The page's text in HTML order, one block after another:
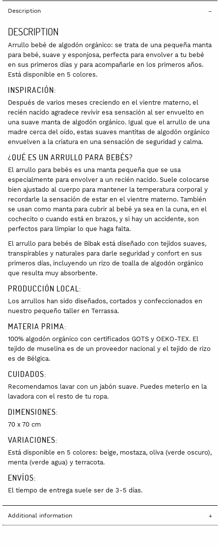
Description
DESCRIPTION
Arrullo bebé de algodón orgánico: se trata de una pequeña manta
para bebé, suave y esponjosa, perfecta para envolver a tu bebé
en sus primeros días y para acompañarle en los primeros años.
Está disponible en 5 colores.
INSPIRACIÓN:
Después de varios meses creciendo en el vientre materno, el
recién nacido agradece revivir esa sensación al ser envuelto en
una suave manta de algodón orgánico. Igual que el arrullo de una
madre cerca del oído, estas suaves mantitas de algodón orgánico
envuelven a la criatura en una sensación de seguridad y calma.
¿QUÉ ES UN ARRULLO PARA BEBÉS?
El arrullo para bebés es una manta pequeña que se usa
especialmente para envolver a un recién nacido. Suele colocarse
bien ajustado al cuerpo para mantener la temperatura corporal y
recordarle la sensación de estar en el vientre materno. También
se usan como manta para cubrir al bebé ya sea en la cuna, en el
cochecito o cuando está en brazos, y si hay un accidente, son
perfectos para limpiar lo que haga falta.
El arrullo para bebés de Bibak está diseñado con tejidos suaves,
transpirables y naturales para darle seguridad y confort en sus
primeros días, incluyendo un rizo de toalla de algodón orgánico
que resulta muy absorbente.
PRODUCCIÓN LOCAL:
Los arrullos han sido diseñados, cortados y confeccionados en
nuestro pequeño taller en Terrassa.
MATERIA PRIMA:
100% algodón orgánico con certificados GOTS y OEKO-TEX. El
tejido de muselina es de un proveedor nacional y el tejido de rizo
es de Bélgica.
CUIDADOS:
Recomendamos lavar con un jabón suave. Puedes meterlo en la
lavadora con el resto de tu ropa.
DIMENSIONES:
70 x 70 cm
VARIACIONES:
Está disponible en 5 colores: beige, mostaza, oliva (verde oscuro),
menta (verde agua) y terracota.
ENVÍOS:
El tiempo de entrega suele ser de 3-5 días.
Additional information